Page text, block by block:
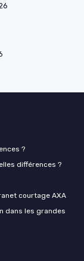
?
différences ?
courtage AXA
dans les grandes